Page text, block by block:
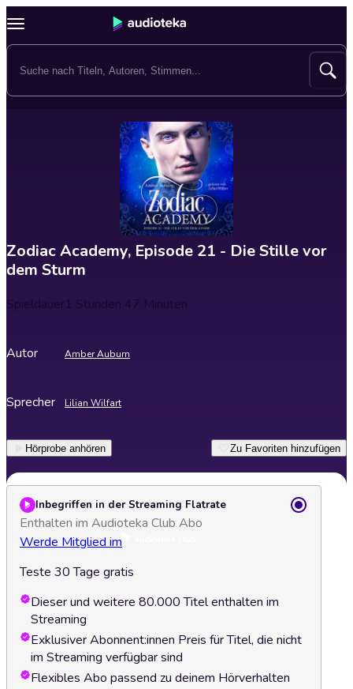
Zodiac Academy, Episode 21 - Die Stille vor
dem Sturm
Spieldauer1 Stunden 47 Minuten
Autor Amber Auburn
Sprecher Lilian Wilfart
Hörprobe anhören Zu Favoriten hinzufügen
Inbegriffen in der Streaming Flatrate
Enthalten im Audioteka Club Abo
Werde Mitglied im
Teste 30 Tage gratis
Dieser und weitere 80.000 Titel enthalten im
Streaming
Exklusiver Abonnent:innen Preis für Titel, die nicht
im Streaming verfügbar sind
Flexibles Abo passend zu deinem Hörverhalten